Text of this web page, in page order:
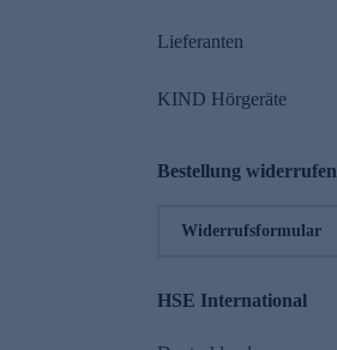
Lieferanten
KIND Hörgeräte
Bestellung widerrufen
Widerrufsformular
HSE International